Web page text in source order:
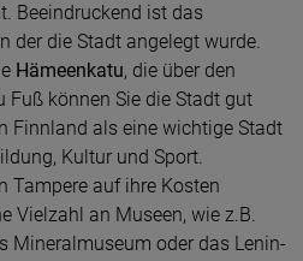
Beeindruckend ist das
der die Stadt angelegt wurde.
Hämeenkatu, die über den
können Sie die Stadt gut
Finnland als eine wichtige Stadt
Kultur und Sport.
Tampere auf ihre Kosten
Vielzahl an Museen, wie z.B.
Mineralmuseum oder das Lenin-